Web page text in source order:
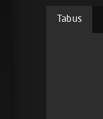
Tabus